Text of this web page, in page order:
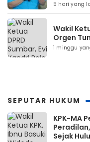
5 hari yang
Wakil
Orgen
1 minggu
SEPUTAR HUKUM
KPK-MA
Sejak Hulu